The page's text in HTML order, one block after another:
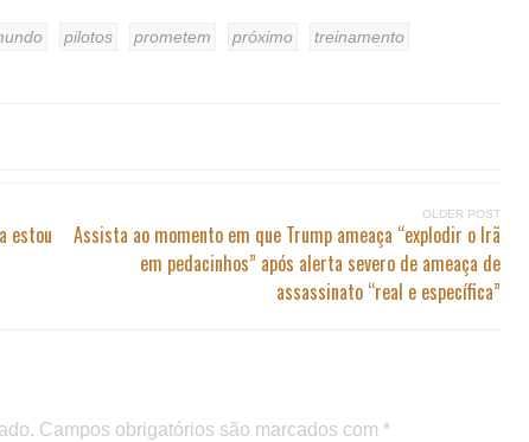
pilotos prometem próximo
treinamento
estou
OLDER POST
Assista ao momento em que Trump ameaça “explodir o Irã
em pedacinhos” após alerta severo de ameaça de
assassinato “real e específica”
Campos obrigatórios são marcados com *